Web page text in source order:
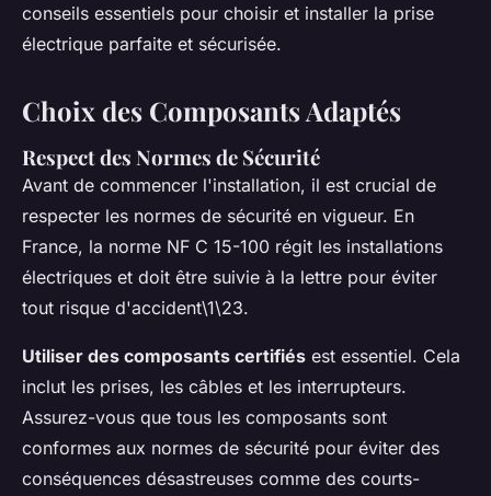
conseils essentiels pour choisir et installer la prise
électrique parfaite et sécurisée.
Choix des Composants Adaptés
Respect des Normes de Sécurité
Avant de commencer l'installation, il est crucial de
respecter les normes de sécurité en vigueur. En
France, la norme NF C 15-100 régit les installations
électriques et doit être suivie à la lettre pour éviter
tout risque d'accident\1\23.
Utiliser des composants certifiés est essentiel. Cela
inclut les prises, les câbles et les interrupteurs.
Assurez-vous que tous les composants sont
conformes aux normes de sécurité pour éviter des
conséquences désastreuses comme des courts-